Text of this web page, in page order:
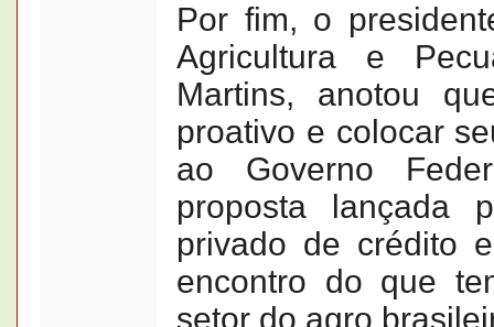
Por fim, o
Agricultura e
Martins, anotou
proativo e colocar
ao Governo
proposta lançada
privado de crédito
encontro do que
setor do agro